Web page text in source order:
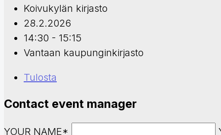
Koivukylän kirjasto
28.2.2026
14:30 - 15:15
Vantaan kaupunginkirjasto
Tulosta
Contact event manager
YOUR NAME*